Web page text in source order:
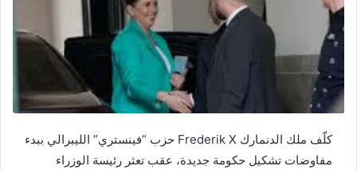
كلّف ملك الدنمارك Frederik X حزب “فينستري” الليبرالي ببدء
مفاوضات تشكيل حكومة جديدة، عقب تعثر رئيسة الوزراء